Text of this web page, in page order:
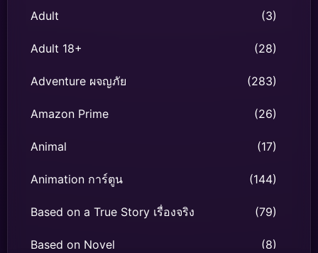
Adult (3)
Adult 18+ (28)
Adventure ผจญภัย (283)
Amazon Prime (26)
Animal (17)
Animation การ์ตูน (144)
Based on a True Story เรื่องจริง (79)
Based on Novel (8)